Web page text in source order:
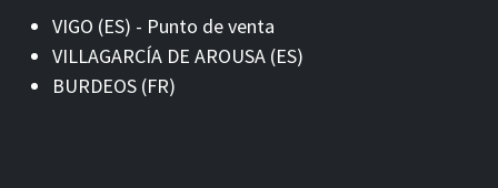
VIGO (ES) - Punto de venta
VILLAGARCÍA DE AROUSA (ES)
BURDEOS (FR)